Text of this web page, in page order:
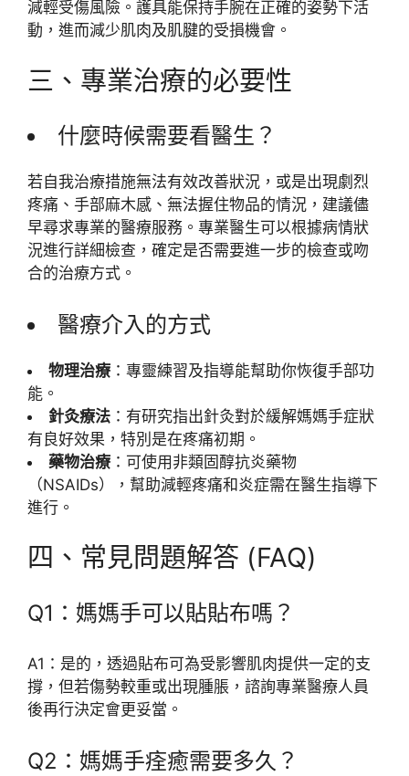
減輕受傷風險。護具能保持手腕在正確的姿勢下活
動，進而減少肌肉及肌腱的受損機會。
三、專業治療的必要性
什麼時候需要看醫生？
若自我治療措施無法有效改善狀況，或是出現劇烈
疼痛、手部麻木感、無法握住物品的情況，建議儘
早尋求專業的醫療服務。專業醫生可以根據病情狀
況進行詳細檢查，確定是否需要進一步的檢查或吻
合的治療方式。
醫療介入的方式
物理治療：專靈練習及指導能幫助你恢復手部功
能。
針灸療法 ：有研究指出針灸對於緩解媽媽手症狀
有良好效果，特別是在疼痛初期。
藥物治療：可使用非類固醇抗炎藥物
（NSAIDs），幫助減輕疼痛和炎症需在醫生指導下
進行。
四、常見問題解答 (FAQ)
Q1：媽媽手可以貼貼布嗎？
A1：是的，透過貼布可為受影響肌肉提供一定的支
撐，但若傷勢較重或出現腫脹，諮詢專業醫療人員
後再行決定會更妥當。
Q2：媽媽手痊癒需要多久？